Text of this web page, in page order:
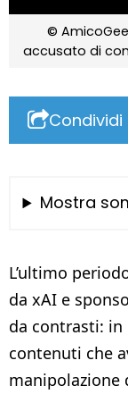
©
accusato di
Mostra
L’ultimo
da xAI e
da contrasti: in
contenuti che